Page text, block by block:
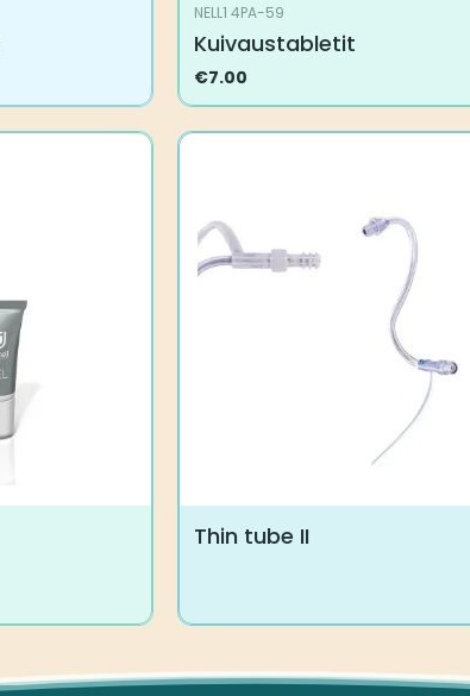
NELL1 4PA-59
Kuivaustabletit
€7.00
Thin tube II